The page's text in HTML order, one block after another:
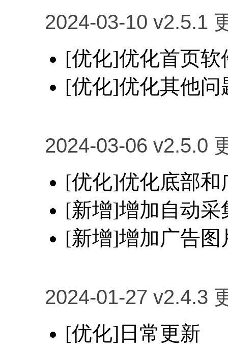
2024-03-10 v2.5.1
[优化]优化首页
[优化]优化其他问
2024-03-06 v2.5.0
[优化]优化底部
[新增]增加自动
[新增]增加广告
2024-01-27 v2.4.3
[优化]日常更新